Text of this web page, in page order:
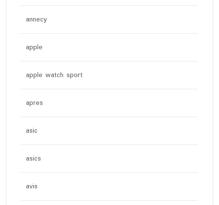
annecy
apple
apple watch sport
apres
asic
asics
avis